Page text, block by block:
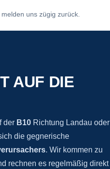
uns zügig zurück.
AUF DIE
der B10 Richtung Landau oder
die gegnerische
. Wir kommen zu
rechnen es regelmäßig direkt